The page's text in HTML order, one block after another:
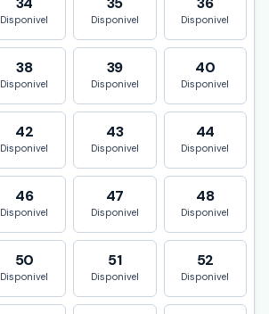
Disponivel Disponivel Disponivel
38
Disponivel
39
Disponivel
40
Disponivel
42
Disponivel
43
Disponivel
44
Disponivel
46
Disponivel
47
Disponivel
48
Disponivel
50
Disponivel
51
Disponivel
52
Disponivel